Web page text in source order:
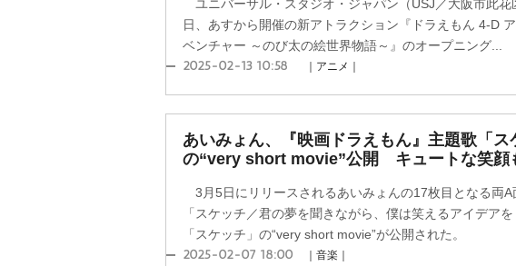
ユニバーサル・スタジオ・ジャパン（USJ／大阪市此花
日、あすから開催の新アトラクション『ドラえもん 4-D
ベンチャー ～のび太の絵世界物語～』のオープニング...
2025-02-13 10:58 ｜アニメ｜
あいみょん、『映画ドラえもん』主題歌「ス
の“very short movie”公開 キュートな笑顔
3月5日にリリースされるあいみょんの17枚目となる両A
「スケッチ／君の夢を聞きながら、僕は笑えるアイデアを
「スケッチ」の“very short movie”が公開された。
2025-02-07 18:00 ｜音楽｜